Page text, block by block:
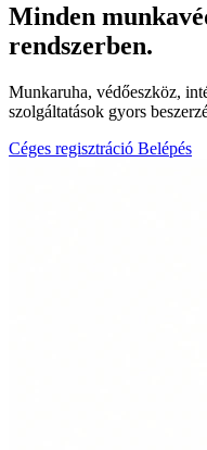
Minden
rendszerben.
Munkaruha, védőeszköz,
szolgáltatások gyors
Céges regisztráció Belépés